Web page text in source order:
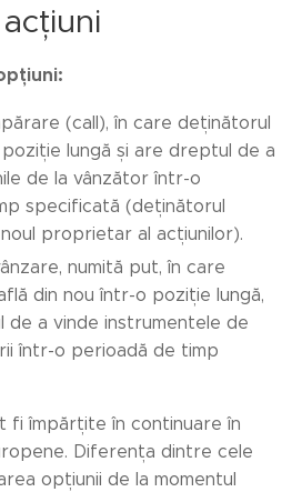
(call), în care deținătorul
lungă și are dreptul de a
de la vânzător într-o
specificată (deținătorul
proprietar al acțiunilor).
numită put, în care
din nou într-o poziție lungă,
a vinde instrumentele de
într-o perioadă de timp
fi împărțite în continuare în
Diferența dintre cele
opțiunii de la momentul